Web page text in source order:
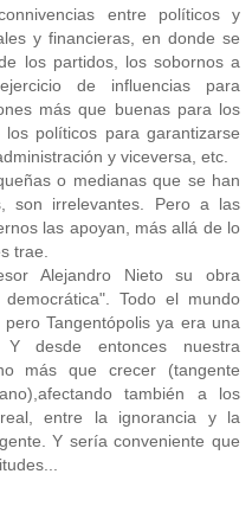
entre políticos y
y financieras, en donde se
los partidos, los sobornos a
de influencias para
más que buenas para los
políticos para garantizarse
y viceversa, etc.
o medianas que se han
son irrelevantes. Pero a las
las apoyan, más allá de lo
trae.
Alejandro Nieto su obra
Todo el mundo
Tangentópolis ya era una
desde entonces nuestra
más que crecer (tangente
también a los
entre la ignorancia y la
Y sería conveniente que